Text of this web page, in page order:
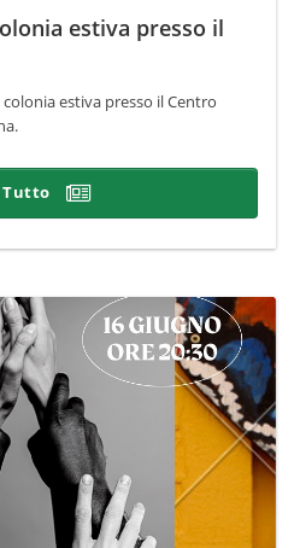
estiva presso il
estiva presso il Centro
Tutto